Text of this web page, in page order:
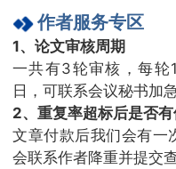
作者服务专区
1、论文审核周期
一共有3轮审核，每
日，可联系会议秘书加
2、重复率超标后是否
文章付款后我们会有一
会联系作者降重并提交